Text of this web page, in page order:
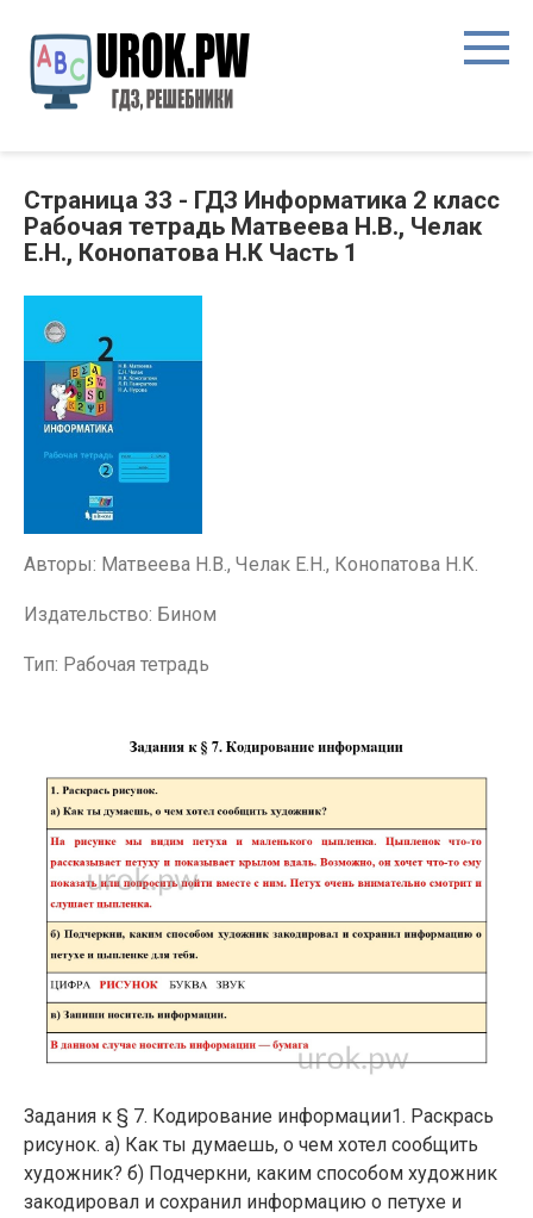
Страница 33 - ГДЗ Информатика 2 класс
Рабочая тетрадь Матвеева Н.В., Челак
Е.Н., Конопатова Н.К Часть 1
Авторы: Матвеева Н.В., Челак Е.Н., Конопатова Н.К.
Издательство: Бином
Тип: Рабочая тетрадь
Задания к § 7. Кодирование информации1. Раскрась
рисунок. а) Как ты думаешь, о чем хотел сообщить
художник? б) Подчеркни, каким способом художник
закодировал и сохранил информацию о петухе и